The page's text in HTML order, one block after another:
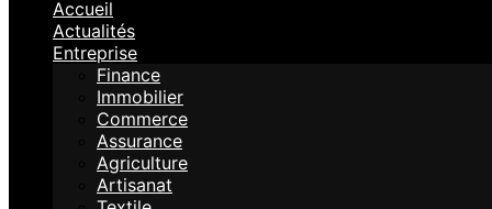
Accueil
Actualités
Entreprise
Finance
Immobilier
Commerce
Assurance
Agriculture
Artisanat